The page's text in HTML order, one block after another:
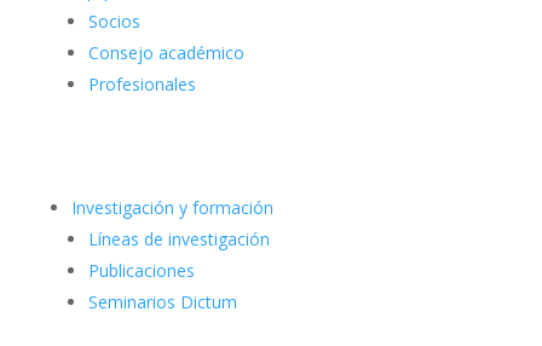
Socios
Consejo académico
Profesionales
Investigación y formación
Líneas de investigación
Publicaciones
Seminarios Dictum